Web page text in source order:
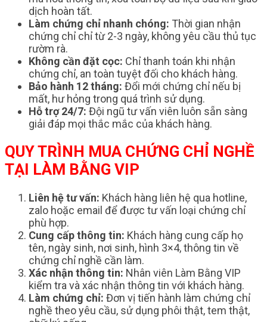
dịch hoàn tất.
Làm chứng chỉ nhanh chóng: Thời gian nhận
chứng chỉ chỉ từ 2-3 ngày, không yêu cầu thủ tục
rườm rà.
Không cần đặt cọc: Chỉ thanh toán khi nhận
chứng chỉ, an toàn tuyệt đối cho khách hàng.
Bảo hành 12 tháng: Đổi mới chứng chỉ nếu bị
mất, hư hỏng trong quá trình sử dụng.
Hỗ trợ 24/7: Đội ngũ tư vấn viên luôn sẵn sàng
giải đáp mọi thắc mắc của khách hàng.
QUY TRÌNH MUA CHỨNG CHỈ NGHỀ
TẠI LÀM BẰNG VIP
Liên hệ tư vấn: Khách hàng liên hệ qua hotline,
zalo hoặc email để được tư vấn loại chứng chỉ
phù hợp.
Cung cấp thông tin: Khách hàng cung cấp họ
tên, ngày sinh, nơi sinh, hình 3×4, thông tin về
chứng chỉ nghề cần làm.
Xác nhận thông tin: Nhân viên Làm Bằng VIP
kiểm tra và xác nhận thông tin với khách hàng.
Làm chứng chỉ: Đơn vị tiến hành làm chứng chỉ
nghề theo yêu cầu, sử dụng phôi thật, tem thật,